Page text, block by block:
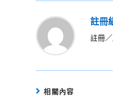
註冊
註冊
相關內容